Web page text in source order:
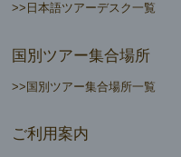
>>日本語ツアーデスク一覧
国別ツアー集合場所
>>国別ツアー集合場所一覧
ご利用案内